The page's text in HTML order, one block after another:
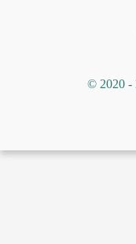
©️ 2020 -